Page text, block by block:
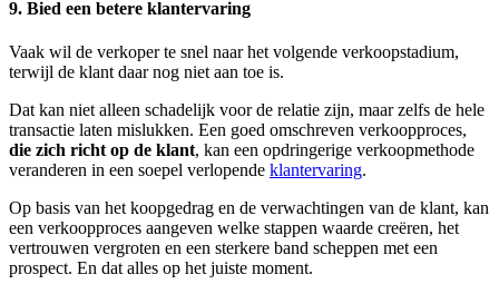
9. Bied een betere klantervaring
Vaak wil de verkoper te snel naar het volgende verkoopstadium,
terwijl de klant daar nog niet aan toe is.
Dat kan niet alleen schadelijk voor de relatie zijn, maar zelfs de hele
transactie laten mislukken. Een goed omschreven verkoopproces,
die zich richt op de klant, kan een opdringerige verkoopmethode
veranderen in een soepel verlopende klantervaring.
Op basis van het koopgedrag en de verwachtingen van de klant, kan
een verkoopproces aangeven welke stappen waarde creëren, het
vertrouwen vergroten en een sterkere band scheppen met een
prospect. En dat alles op het juiste moment.